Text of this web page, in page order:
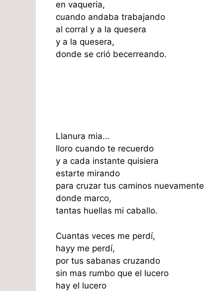
en vaqueria,
cuando andaba trabajando
al corral y a la quesera
y a la quesera,
donde se crió becerreando.
Llanura mia…
lloro cuando te recuerdo
y a cada instante quisiera
estarte mirando
para cruzar tus caminos nuevamente
donde marco,
tantas huellas mi caballo.
Cuantas veces me perdí,
hayy me perdí,
por tus sabanas cruzando
sin mas rumbo que el lucero
hay el lucero